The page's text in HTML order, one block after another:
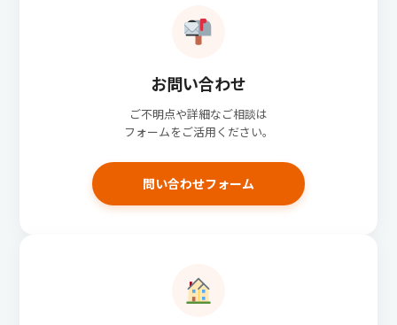
お問い合わせ
ご不明点や詳細なご相談は
フォームをご活用ください。
問い合わせフォーム